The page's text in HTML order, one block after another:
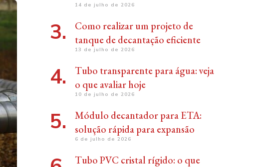
14 de julho de 2026
Como realizar um projeto de
tanque de decantação eficiente
13 de julho de 2026
Tubo transparente para água: veja
o que avaliar hoje
10 de julho de 2026
Módulo decantador para ETA:
solução rápida para expansão
6 de julho de 2026
Tubo PVC cristal rígido: o que